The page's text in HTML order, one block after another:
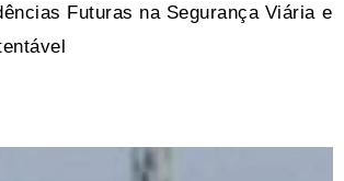
Futuras na Segurança Viária e